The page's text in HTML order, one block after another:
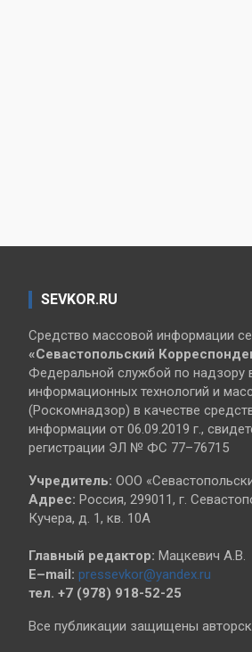
SEVKOR.RU
Средство массовой информации
«Севастопольский
Федеральной службой по надзору
информационных технологий и
(Роскомнадзор) в качестве
информации от 06.09.2019 г.,
регистрации ЭЛ № ФС 77–76715
Учредитель: ООО
Адрес: Россия, 299011, г.
Кучера, д. 1, кв. 10А
Главный редактор: Мацкевич А.В.
E–mail: pressevkor@yandex.ru
тел. +7 (978) 918-52-25
Все публикации защищены